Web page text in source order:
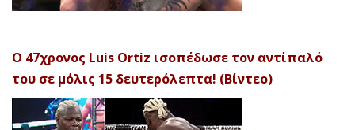
Ο 47χρονος Luis Ortiz ισοπέδωσε τον αντίπαλό
του σε μόλις 15 δευτερόλεπτα! (Βίντεο)